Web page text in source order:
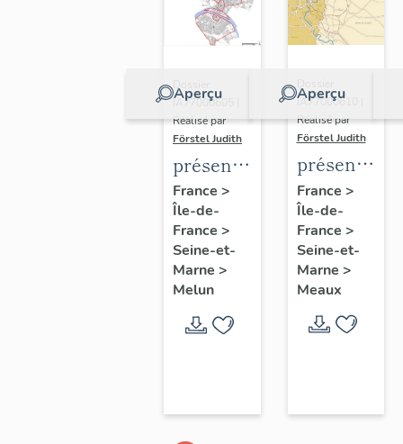
Aperçu
IA77000605 |
Réalisé par
Förstel Judith
présentation
de
l'étude
du
patrimoine
de
Melun
France >
Île-de-
France >
Seine-et-
Marne >
Melun
Aperçu
IA77000610 |
Réalisé par
Förstel Judith
de
l'étude
du
patrimoine
de
Meaux
France >
Île-de-
France >
Seine-et-
Marne >
Meaux